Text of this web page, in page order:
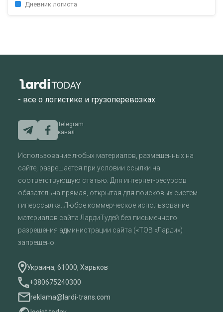
Дневник логиста
- все о логистике и грузоперевозках
Telegram
канал
Использование любых материалов, размещенных на
сайте, разрешается при условии ссылки на
соответствующую статью. Для интернет-ресурсов
обязательна прямая, открытая для поисковых систем
гиперссылка. Любое коммерческое использование
материалов сайта ЛардиТудей без письменного
разрешения администрации сайта («ТОВ «Ларди»)
запрещено.
Украина, 61000, Харьков
+380675240300
reklama@lardi-trans.com